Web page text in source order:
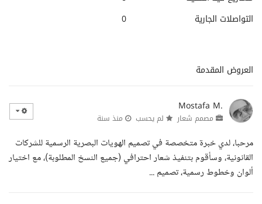
التواصلات الجارية
0
العروض المقدمة
Mostafa M.
مصمم شعار لم يحسب منذ سنة
مرحبا، لدي خبرة متخصصة في تصميم الهويات البصرية الرسمية للشركات
القانونية، وسأقوم بتنفيذ شعار احترافي (جميع النسخ المطلوبة)، مع اختيار
ألوان وخطوط رسمية، تصميم ...